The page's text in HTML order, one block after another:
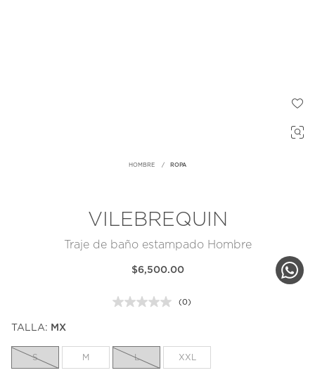
HOMBRE ROPA
VILEBREQUIN
Traje de baño estampado Hombre
$6,500.00
Sin
la
misma
(0)
TALLA: MX
S M L XXL